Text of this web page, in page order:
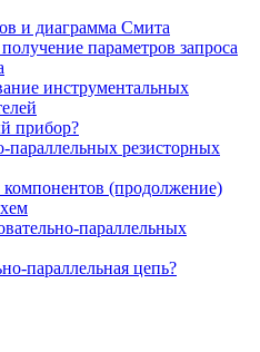
и диаграмма Смита
параметров запроса
инструментальных
прибор?
параллельных резисторных
(продолжение)
параллельных
параллельная цепь?